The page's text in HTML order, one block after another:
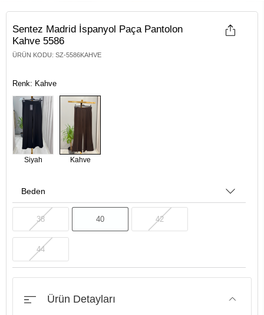
Sentez Madrid İspanyol Paça Pantolon
Kahve 5586
ÜRÜN KODU: SZ-5586KAHVE
Renk: Kahve
Siyah Kahve
Beden
38 40 42
44
Ürün Detayları